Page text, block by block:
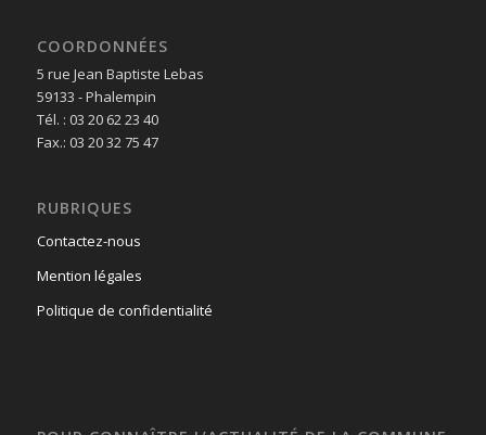
COORDONNÉES
5 rue Jean Baptiste Lebas
59133 - Phalempin
Tél. : 03 20 62 23 40
Fax.: 03 20 32 75 47
RUBRIQUES
Contactez-nous
Mention légales
Politique de confidentialité